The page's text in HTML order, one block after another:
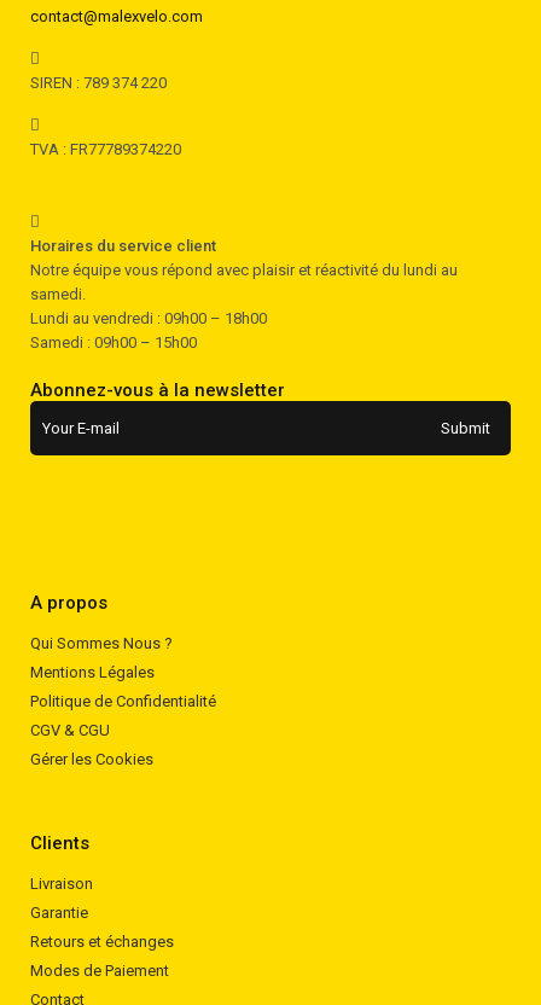
contact@malexvelo.com
SIREN : 789 374 220
TVA : FR77789374220
Horaires du service client
Notre équipe vous répond avec plaisir et réactivité du lundi au
samedi.
Lundi au vendredi : 09h00 – 18h00
Samedi : 09h00 – 15h00
Abonnez-vous à la newsletter
A propos
Qui Sommes Nous ?
Mentions Légales
Politique de Confidentialité
CGV & CGU
Gérer les Cookies
Clients
Livraison
Garantie
Retours et échanges
Modes de Paiement
Contact